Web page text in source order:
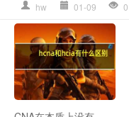
hw 01-09 0